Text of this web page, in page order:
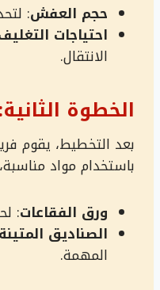
حجم العفش:
احتياجات
الانتقال.
الخطوة
بعد التخطيط، يقوم
باستخدام مواد
ورق الفقاعات:
الصناديق المتينة
المهمة.